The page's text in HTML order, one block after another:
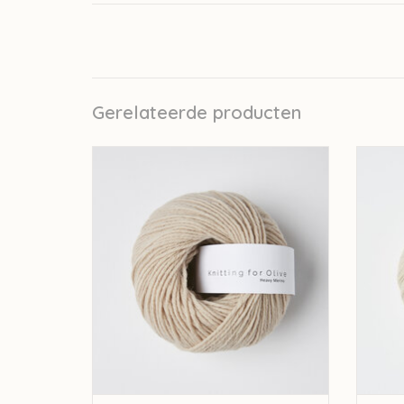
Gerelateerde producten
TOEVOEGEN AAN WINKELWAGEN